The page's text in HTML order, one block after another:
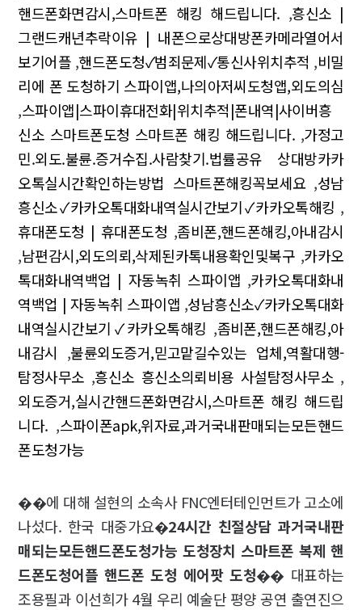
핸드폰화면감시,스마트폰 해킹 해드립니다. ,흥신소 |
그랜드캐년추락이유 | 내폰으로상대방폰카메라열어서
보기어플 ,핸드폰도청✓범죄문제✓통신사위치추적 ,비밀
리에 폰 도청하기 스파이앱,나의아저씨도청앱,외도의심
,스파이앱|스파이휴대전화|위치추적|폰내역|사이버흥
신소 스마트폰도청 스마트폰 해킹 해드립니다. ,가정고
민.외도.불륜.증거수집.사람찾기.법률공유 상대방카카
오톡실시간확인하는방법 스마트폰해킹꼭보세요,성남
흥신소✓카카오톡대화내역실시간보기✓카카오톡해킹 ,
휴대폰도청 | 휴대폰도청 ,좀비폰,핸드폰해킹,아내감시
,남편감시,외도의뢰,삭제된카톡내용확인및복구 ,카카오
톡대화내역백업 | 자동녹취 스파이앱 ,카카오톡대화내
역백업 | 자동녹취 스파이앱 ,성남흥신소✓카카오톡대화
내역실시간보기✓카카오톡해킹 ,좀비폰,핸드폰해킹,아
내감시 ,불륜외도증거,믿고맡길수있는 업체,역활대행-
탐정사무소 ,흥신소 흥신소의뢰비용 사설탐정사무소 ,
외도증거,실시간핸드폰화면감시,스마트폰 해킹 해드립
니다. ,스파이폰apk,위자료,과거국내판매되는모든핸드
폰도청가능
��에 대해 설현의 소속사 FNC엔터테인먼트가 고소에
나섰다. 한국 대중가요�24시간 친절상담 과거국내판
매되는모든핸드폰도청가능 도청장치 스마트폰 복제 핸
드폰도청어플 핸드폰 도청 에어팟 도청�� 대표하는
조용필과 이선희가 4월 우리 예술단 평양 공연 출연진으